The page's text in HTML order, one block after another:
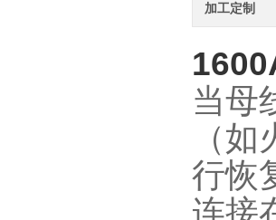
加工定制
当母
（
行恢
连接